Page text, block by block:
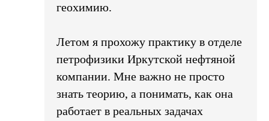
геохимию.
Летом я прохожу практику в отделе
петрофизики Иркутской нефтяной
компании. Мне важно не просто
знать теорию, а понимать, как она
работает в реальных задачах